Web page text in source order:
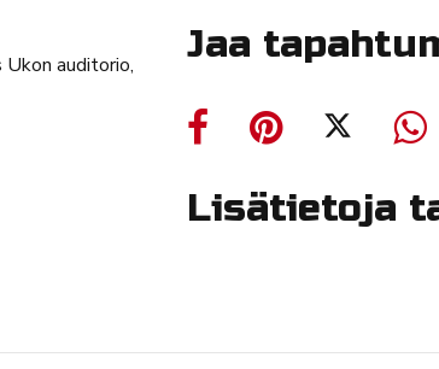
auditorio,
Jaa
Lisätietoja